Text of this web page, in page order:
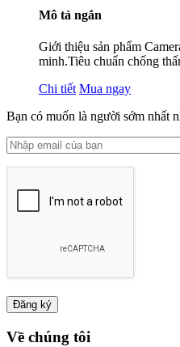
Mô tả ngắn
Giới thiệu sản phẩm
minh.Tiêu chuẩn chống
Chi tiết Mua ngay
Bạn có muốn là người sớm nhất
Về chúng tôi